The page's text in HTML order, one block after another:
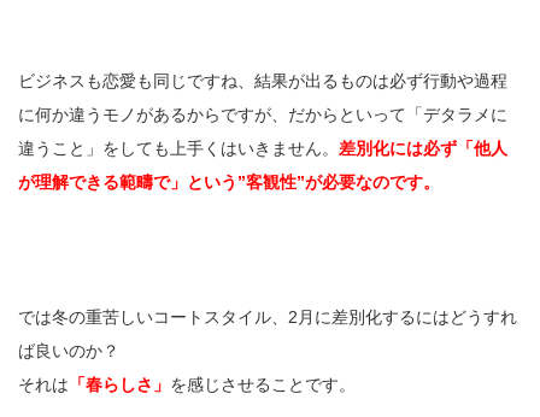
ビジネスも恋愛も同じですね、結果が出るものは必ず行動や過程
に何か違うモノがあるからですが、だからといって「デタラメに
違うこと」をしても上手くはいきません。 差別化には必ず「他人
が理解できる範疇で」という”客観性”が必要なのです。
では冬の重苦しいコートスタイル、2月に差別化するにはどうすれ
ば良いのか？
それは 「春らしさ」 を感じさせることです。